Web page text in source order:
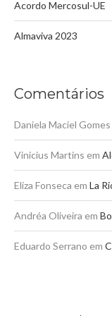
Acordo Mercosul-UE
Almaviva 2023
Comentários
Daniela Maciel Gomes
Vinicius Martins em
Eliza Fonseca em La
Andréa Oliveira em
Eduardo Serrano em